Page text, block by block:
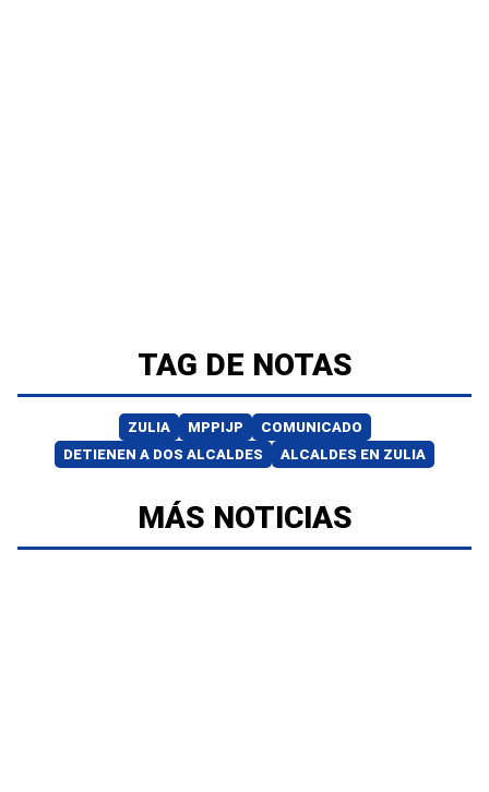
TAG DE NOTAS
ZULIA MPPIJP
COMUNICADO
DETIENEN A DOS ALCALDES
ALCALDES EN ZULIA
MÁS NOTICIAS